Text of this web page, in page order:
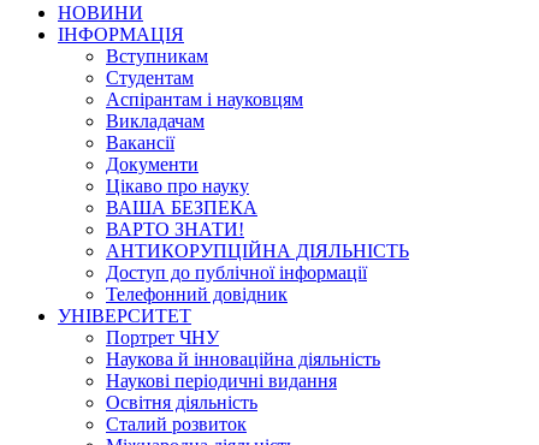
НОВИНИ
ІНФОРМАЦІЯ
Вступникам
Студентам
Аспірантам і науковцям
Викладачам
Вакансії
Документи
Цікаво про науку
ВАША БЕЗПЕКА
ВАРТО ЗНАТИ!
АНТИКОРУПЦІЙНА ДІЯЛЬНІСТЬ
Доступ до публічної інформації
Телефонний довідник
УНІВЕРСИТЕТ
Портрет ЧНУ
Наукова й інноваційна діяльність
Наукові періодичні видання
Освітня діяльність
Сталий розвиток